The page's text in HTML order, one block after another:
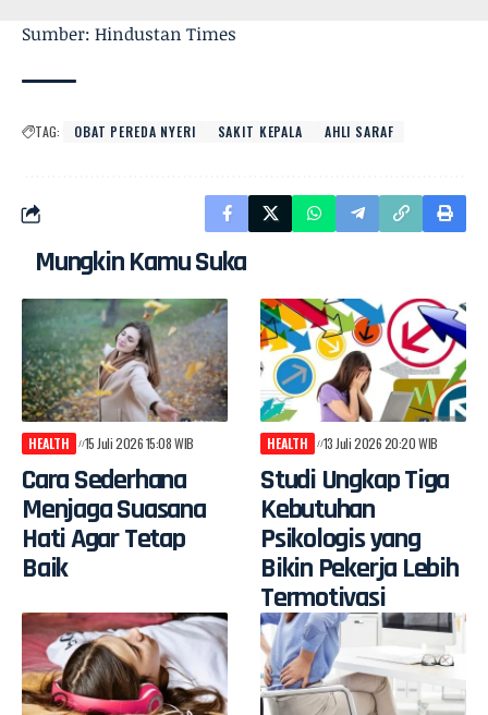
Sumber: Hindustan Times
TAG: OBAT PEREDA NYERI SAKIT KEPALA AHLI SARAF
Mungkin Kamu Suka
HEALTH 15 Juli 2026 15:08 WIB
Cara Sederhana
Menjaga Suasana
Hati Agar Tetap
Baik
HEALTH 13 Juli 2026 20:20 WIB
Studi Ungkap Tiga
Kebutuhan
Psikologis yang
Bikin Pekerja Lebih
Termotivasi